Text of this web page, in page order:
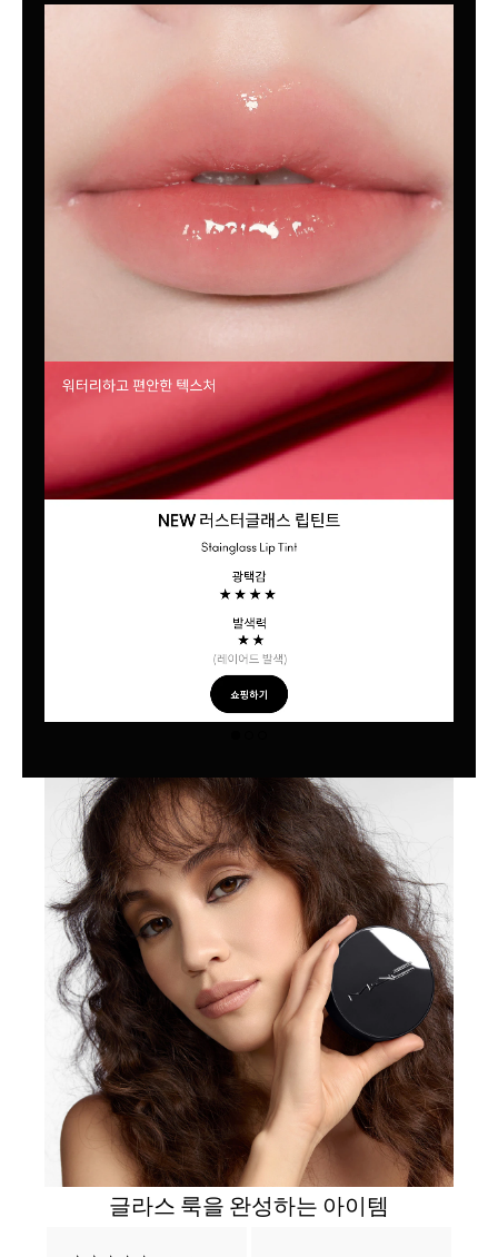
글라스 룩을 완성하는 아이템